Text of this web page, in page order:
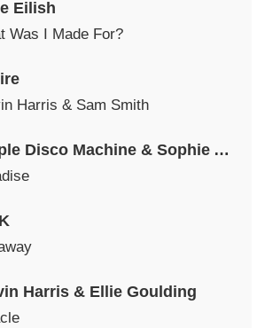
Eilish
Was I Made For?
Harris & Sam Smith
Purple Disco Machine & Sophie And The Giants
Harris & Ellie Goulding